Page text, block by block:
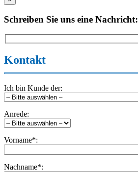
Schreiben Sie uns eine Nachricht:
Kontakt
Ich bin Kunde der:
Anrede:
Vorname*:
Nachname*: